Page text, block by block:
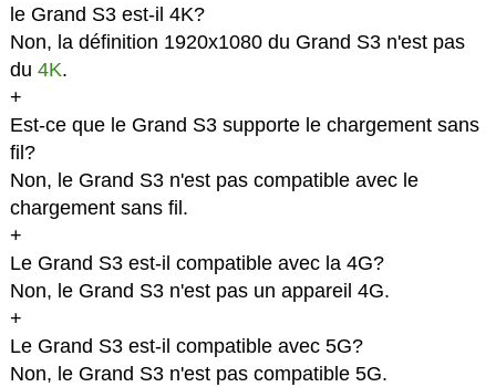
le Grand S3 est-il 4K?
Non, la définition 1920x1080 du Grand S3 n'est pas
du 4K.
+
Est-ce que le Grand S3 supporte le chargement sans
fil?
Non, le Grand S3 n'est pas compatible avec le
chargement sans fil.
+
Le Grand S3 est-il compatible avec la 4G?
Non, le Grand S3 n'est pas un appareil 4G.
+
Le Grand S3 est-il compatible avec 5G?
Non, le Grand S3 n'est pas compatible 5G.